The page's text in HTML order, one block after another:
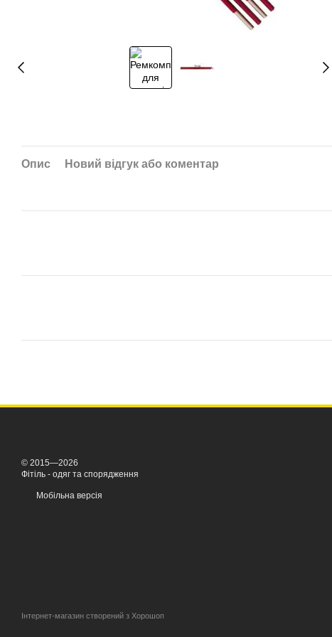
Опис Новий відгук або коментар
© 2015—2026
Фітіль - одяг та спорядження
Мобільна версія
Інтернет-магазин створений з Хорошоп